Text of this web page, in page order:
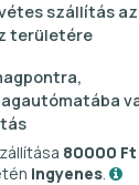
szállítás
területére
80000
ingyenes.